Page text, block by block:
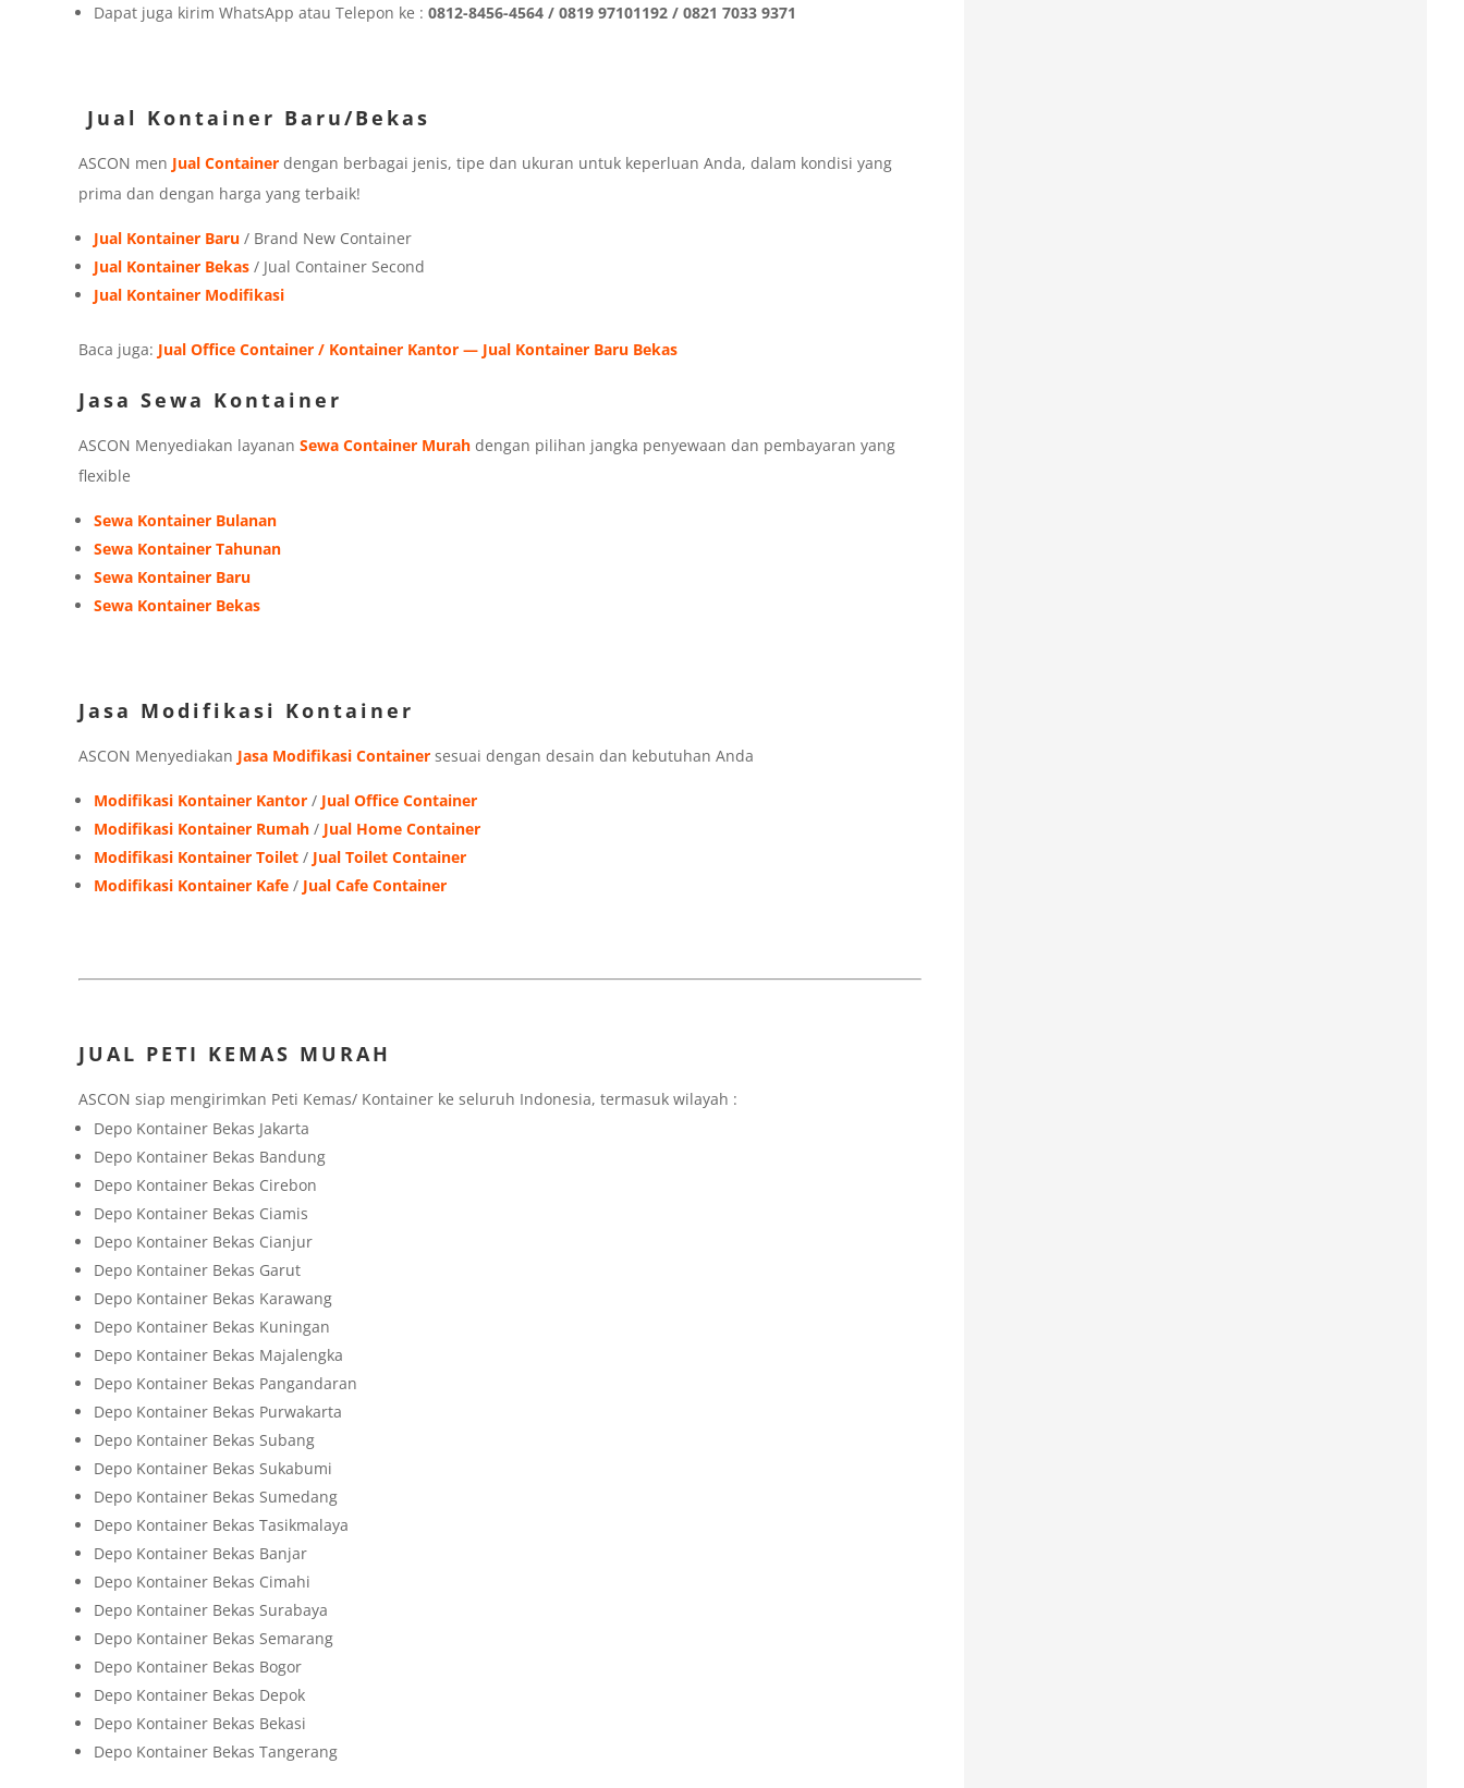
Dapat juga kirim WhatsApp atau Telepon ke : 0812-8456-4564 / 0819 97101192 / 0821 7033 9371
Jual Kontainer Baru/Bekas
ASCON men Jual Containerdengan berbagai jenis, tipe dan ukuran untuk keperluan Anda, dalam kondisi yang
prima dan dengan harga yang terbaik!
Jual Kontainer Baru/ Brand New Container
Jual Kontainer Bekas/ Jual Container Second
Jual Kontainer Modifikasi
Baca juga: Jual Office Container / Kontainer Kantor — Jual Kontainer Baru Bekas
Jasa Sewa Kontainer
ASCON Menyediakan layanan Sewa Container Murahdengan pilihan jangka penyewaan dan pembayaran yang
flexible
Sewa Kontainer Bulanan
Sewa Kontainer Tahunan
Sewa Kontainer Baru
Sewa Kontainer Bekas
Jasa Modifikasi Kontainer
ASCON Menyediakan Jasa Modifikasi Containersesuai dengan desain dan kebutuhan Anda
Modifikasi Kontainer Kantor/ Jual Office Container
Modifikasi Kontainer Rumah/ Jual Home Container
Modifikasi Kontainer Toilet/ Jual Toilet Container
Modifikasi Kontainer Kafe/ Jual Cafe Container
JUAL PETI KEMAS MURAH
ASCON siap mengirimkan Peti Kemas/ Kontainer ke seluruh Indonesia, termasuk wilayah :
Depo Kontainer Bekas Jakarta
Depo Kontainer Bekas Bandung
Depo Kontainer Bekas Cirebon
Depo Kontainer Bekas Ciamis
Depo Kontainer Bekas Cianjur
Depo Kontainer Bekas Garut
Depo Kontainer Bekas Karawang
Depo Kontainer Bekas Kuningan
Depo Kontainer Bekas Majalengka
Depo Kontainer Bekas Pangandaran
Depo Kontainer Bekas Purwakarta
Depo Kontainer Bekas Subang
Depo Kontainer Bekas Sukabumi
Depo Kontainer Bekas Sumedang
Depo Kontainer Bekas Tasikmalaya
Depo Kontainer Bekas Banjar
Depo Kontainer Bekas Cimahi
Depo Kontainer Bekas Surabaya
Depo Kontainer Bekas Semarang
Depo Kontainer Bekas Bogor
Depo Kontainer Bekas Depok
Depo Kontainer Bekas Bekasi
Depo Kontainer Bekas Tangerang